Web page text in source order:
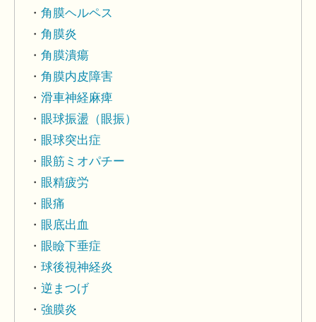
角膜ヘルペス
角膜炎
角膜潰瘍
角膜内皮障害
滑車神経麻痺
眼球振盪（眼振）
眼球突出症
眼筋ミオパチー
眼精疲労
眼痛
眼底出血
眼瞼下垂症
球後視神経炎
逆まつげ
強膜炎